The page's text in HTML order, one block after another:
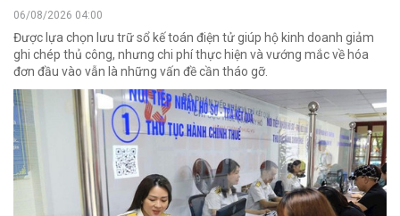
06/08/2026 04:00
Được lựa chọn lưu trữ sổ kế toán điện tử giúp hộ kinh doanh giảm
ghi chép thủ công, nhưng chi phí thực hiện và vướng mắc về hóa
đơn đầu vào vẫn là những vấn đề cần tháo gỡ.